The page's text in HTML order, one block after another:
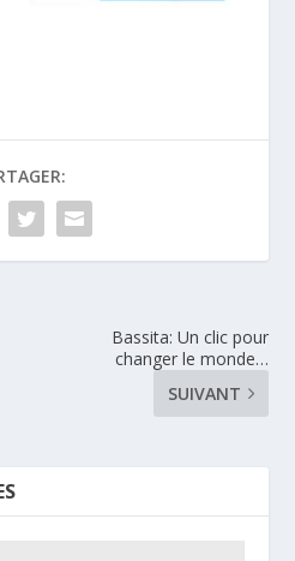
Bassita: Un clic pour
changer le monde…
SUIVANT